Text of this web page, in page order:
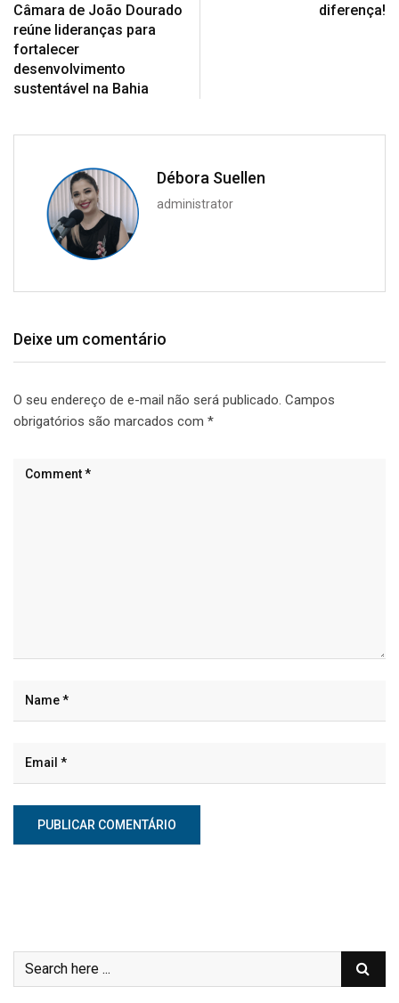
Câmara de João Dourado
reúne lideranças para
fortalecer
desenvolvimento
sustentável na Bahia
diferença!
Débora Suellen
administrator
Deixe um comentário
O seu endereço de e-mail não será publicado. Campos
obrigatórios são marcados com *